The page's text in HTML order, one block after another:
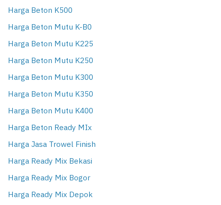
Harga Beton K500
Harga Beton Mutu K-B0
Harga Beton Mutu K225
Harga Beton Mutu K250
Harga Beton Mutu K300
Harga Beton Mutu K350
Harga Beton Mutu K400
Harga Beton Ready MIx
Harga Jasa Trowel Finish
Harga Ready Mix Bekasi
Harga Ready Mix Bogor
Harga Ready Mix Depok